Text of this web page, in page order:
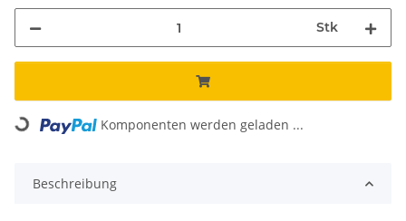
Stk
Loading... Komponenten werden geladen ...
Beschreibung